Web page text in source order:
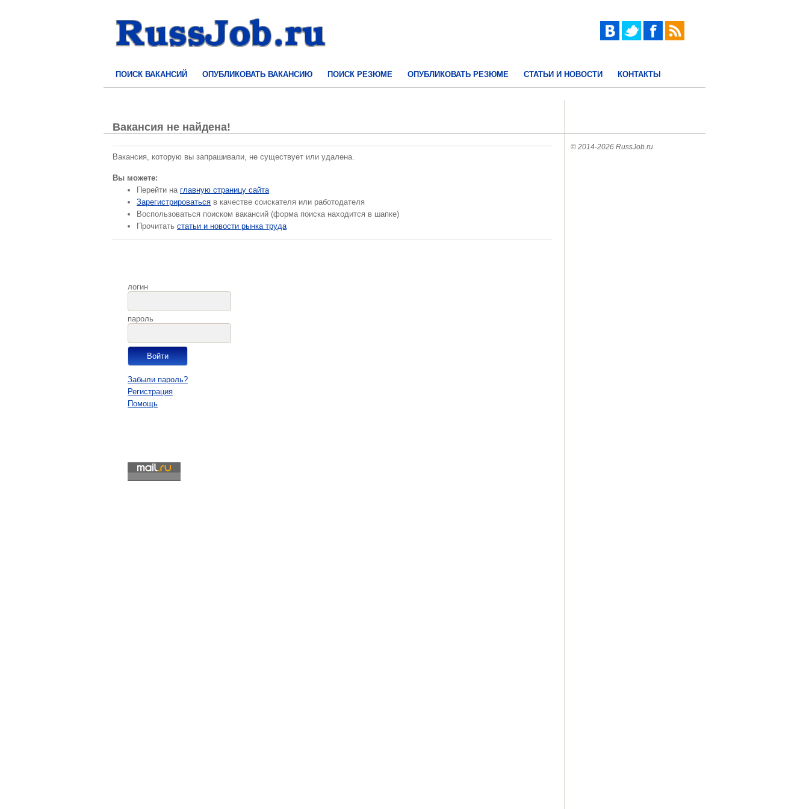
ПОИСК ВАКАНСИЙ ОПУБЛИКОВАТЬ ВАКАНСИЮ ПОИСК РЕЗЮМЕ ОПУБЛИКОВАТЬ РЕЗЮМЕ СТАТЬИ И НОВОСТИ КОНТАКТЫ
Вакансия не найдена!
Вакансия, которую вы запрашивали, не существует или удалена.
Вы можете:
Перейти на главную страницу сайта
Зарегистрироваться в качестве соискателя или работодателя
Воспользоваться поиском вакансий (форма поиска находится в шапке)
Прочитать статьи и новости рынка труда
логин
пароль
Забыли пароль?
Регистрация
Помощь
© 2014-2026 RussJob.ru